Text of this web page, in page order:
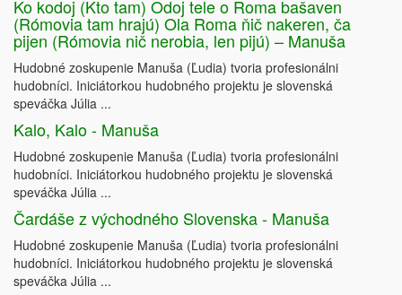
Ko kodoj (Kto tam) Odoj tele o Roma bašaven
(Rómovia tam hrajú) Ola Roma ňič nakeren, ča
pijen (Rómovia nič nerobia, len pijú) – Manuša
Hudobné zoskupenie Manuša (Ľudia) tvoria profesionálni
hudobníci. Iniciátorkou hudobného projektu je slovenská
speváčka Júlia ...
Kalo, Kalo - Manuša
Hudobné zoskupenie Manuša (Ľudia) tvoria profesionálni
hudobníci. Iniciátorkou hudobného projektu je slovenská
speváčka Júlia ...
Čardáše z východného Slovenska - Manuša
Hudobné zoskupenie Manuša (Ľudia) tvoria profesionálni
hudobníci. Iniciátorkou hudobného projektu je slovenská
speváčka Júlia ...